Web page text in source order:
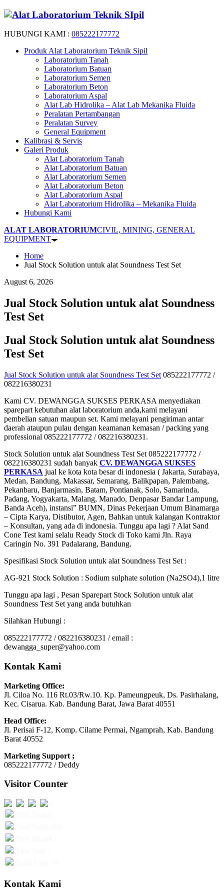
HUBUNGI KAMI : 085222177772
Produk Alat Laboratorium Teknik Sipil
Laboratorium Tanah
Laboratorium Batuan
Laboratorium Semen
Laboratorium Beton
Laboratorium Aspal
Alat Lab Hidrolika – Alat Lab Mekanika Fluida
Peralatan Pertambangan
Peralatan Survey
General Equipment
Kalibrasi & Servis
Galeri Produk
Alat Laboratorium Tanah
Alat Laboratorium Batuan
Alat Laboratorium Semen
Alat Laboratorium Beton
Alat Laboratorium Aspal
Alat Laboratorium Hidrolika – Mekanika Fluida
Hubungi Kami
ALAT LABORATORIUMCIVIL, MINING, GENERAL
EQUIPMENT
Home
Jual Stock Solution untuk alat Soundness Test Set
August 6, 2026
Jual Stock Solution untuk alat Soundness
Test Set
Jual Stock Solution untuk alat Soundness
Test Set
Jual Stock Solution untuk alat Soundness Test Set 085222177772 /
082216380231
Kami CV. DEWANGGA SUKSES PERKASA menyediakan
sparepart kebutuhan alat laboratorium anda,kami melayani
pembelian satuan maupun set. Kami melayani pengiriman antar
daerah ataupun pulau dengan keamanan kemasan / packing yang
professional 085222177772 / 082216380231.
Stock Solution untuk alat Soundness Test Set 085222177772 /
082216380231 sudah banyak CV. DEWANGGA SUKSES
PERKASA jual ke kota kota besar di indonesia ( Jakarta, Surabaya,
Medan, Bandung, Makassar, Semarang, Balikpapan, Palembang,
Pekanbaru, Banjarmasin, Batam, Pontianak, Solo, Samarinda,
Padang, Yogyakarta, Malang, Manado, Denpasar Bandar Lampung,
Banda Aceh), instansi” BUMN, Dinas Pekerjaan Umum Binamarga
– Cipta Karya, Distibutor, Agen, Bahkan untuk kalangan Kontraktor
– Konsultan, yang ada di indonesia. Tunggu apa lagi ? Alat Sand
Cone Test kami selalu Ready Stock di Toko kami Jln. Raya
Caringin No. 391 Padalarang, Bandung.
Spesifikasi Stock Solution untuk alat Soundness Test Set :
AG-921 Stock Solution : Sodium sulphate solution (Na2SO4),1 litre
Tunggu apa lagi , Pesan Sparepart Stock Solution untuk alat
Soundness Test Set yang anda butuhkan
Silahkan Hubungi :
085222177772 / 082216380231 / email :
dewangga_super@yahoo.com
Kontak Kami
Marketing Office:
Jl. Ciloa No. 116 Rt.03/Rw.10. Kp. Pameungpeuk, Ds. Pasirhalang,
Kec. Cisarua. Kab. Bandung Barat, Jawa Barat 40551
Head Office:
Jl. Perisai F-12, Komp. Cilame Permai, Ngamprah, Kab. Bandung
Barat 40552
Marketing Support ;
085222177772 / Deddy
Visitor Counter
Kontak Kami